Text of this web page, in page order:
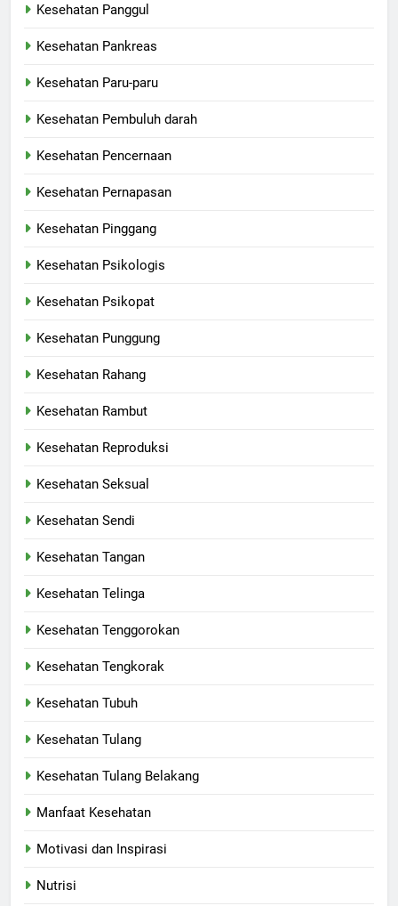
Kesehatan Panggul
Kesehatan Pankreas
Kesehatan Paru-paru
Kesehatan Pembuluh darah
Kesehatan Pencernaan
Kesehatan Pernapasan
Kesehatan Pinggang
Kesehatan Psikologis
Kesehatan Psikopat
Kesehatan Punggung
Kesehatan Rahang
Kesehatan Rambut
Kesehatan Reproduksi
Kesehatan Seksual
Kesehatan Sendi
Kesehatan Tangan
Kesehatan Telinga
Kesehatan Tenggorokan
Kesehatan Tengkorak
Kesehatan Tubuh
Kesehatan Tulang
Kesehatan Tulang Belakang
Manfaat Kesehatan
Motivasi dan Inspirasi
Nutrisi